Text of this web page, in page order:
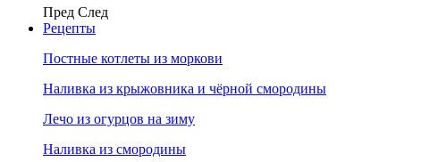
Пред След
Рецепты
Постные котлеты из моркови
Наливка из крыжовника и чёрной смородины
Лечо из огурцов на зиму
Наливка из смородины